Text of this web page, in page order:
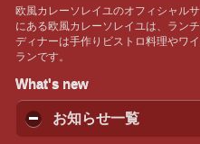
欧風カレーソレイユのオフィシャル
にある欧風カレーソレイユは、ラン
ディナーは手作りビストロ料理やワ
ランです。
What's new
お知らせ一覧